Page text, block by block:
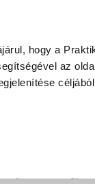
hogy a
az